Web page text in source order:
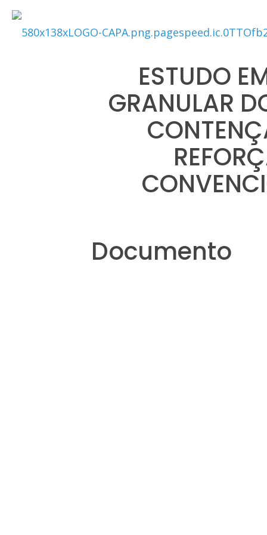
ESTUDO
GRANULAR
Documento